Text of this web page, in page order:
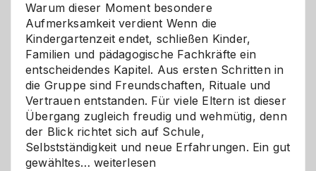
Warum dieser Moment besondere
Aufmerksamkeit verdient Wenn die
Kindergartenzeit endet, schließen Kinder,
Familien und pädagogische Fachkräfte ein
entscheidendes Kapitel. Aus ersten Schritten in
die Gruppe sind Freundschaften, Rituale und
Vertrauen entstanden. Für viele Eltern ist dieser
Übergang zugleich freudig und wehmütig, denn
der Blick richtet sich auf Schule,
Selbstständigkeit und neue Erfahrungen. Ein gut
gewähltes…Abschied
weiterlesen